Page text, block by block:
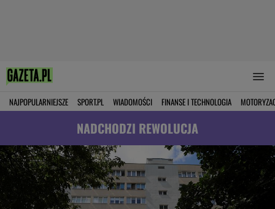
NAJPOPULARNIEJSZE SPORT.PL WIADOMOŚCI FINANSE I TECHNOLOGIA
NADCHODZI REWOLUCJA